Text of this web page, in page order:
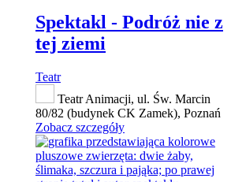
Spektakl - Podróż nie z
tej ziemi
Teatr
Teatr Animacji, ul. Św. Marcin
80/82 (budynek CK Zamek), Poznań
Zobacz szczegóły